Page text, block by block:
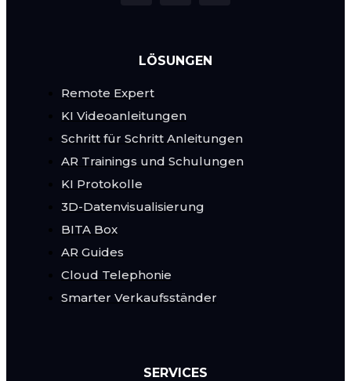
LÖSUNGEN
Remote Expert
KI Videoanleitungen
Schritt für Schritt Anleitungen
AR Trainings und Schulungen
KI Protokolle
3D-Datenvisualisierung
BITA Box
AR Guides
Cloud Telephonie
Smarter Verkaufsständer
SERVICES